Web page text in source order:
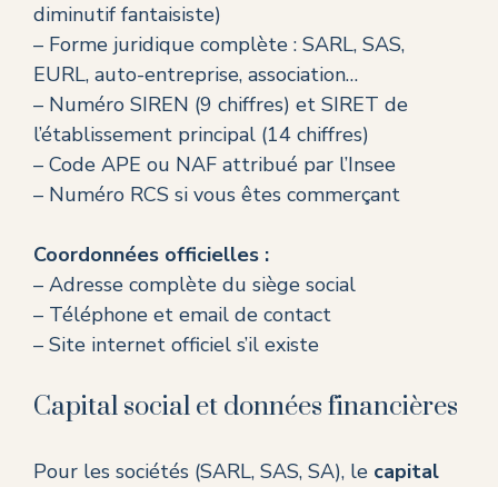
diminutif fantaisiste)
– Forme juridique complète : SARL, SAS,
EURL, auto-entreprise, association…
– Numéro SIREN (9 chiffres) et SIRET de
l’établissement principal (14 chiffres)
– Code APE ou NAF attribué par l’Insee
– Numéro RCS si vous êtes commerçant
Coordonnées officielles :
– Adresse complète du siège social
– Téléphone et email de contact
– Site internet officiel s’il existe
Capital social et données financières
Pour les sociétés (SARL, SAS, SA), le capital